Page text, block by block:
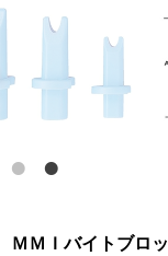
ＭＭＩバイトブロ